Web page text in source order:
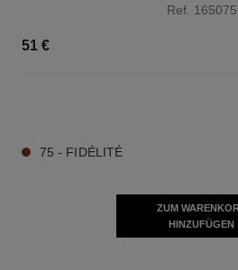
Ref. 165075
51 €
75 - FIDÉLITÉ
ZUM
HINZUFÜGEN